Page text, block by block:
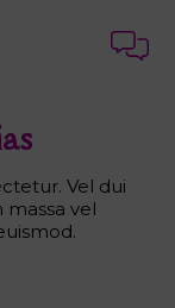
Vel dui
vel